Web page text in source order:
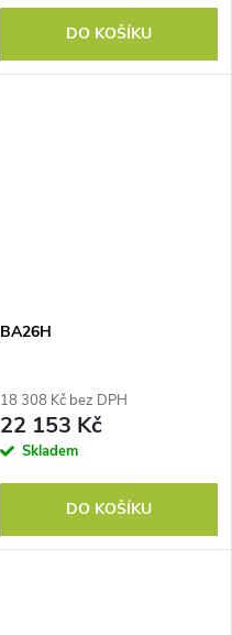
DO KOŠÍKU
BA26H
18 308 Kč bez DPH
22 153 Kč
Skladem
DO KOŠÍKU